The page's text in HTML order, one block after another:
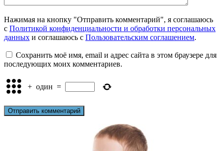
Нажимая на кнопку "Отправить комментарий", я соглашаюсь
с Политикой конфиденциальности и обработки персональных
данных и соглашаюсь с Пользовательским соглашением.
Сохранить моё имя, email и адрес сайта в этом браузере для
последующих моих комментариев.
+ один =